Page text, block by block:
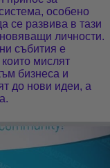
особено
се развива в тази
личности.
събития е
мислят
бизнеса и
до нови идеи, а